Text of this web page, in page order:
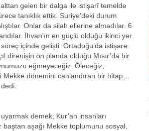
gelen bir dalga ile istişarî temelde
tanıklık ettik. Suriye’deki durum
Onlar da silah ellerine almadılar. 6
İhvan’ın en güçlü olduğu ikinci yer
içinde gelişti. Ortadoğu’da istişare
direnişin ön planda olduğu Mısır’da bir
eğmeyeceğiz. Öleceğiz,
Mekke dönemini canlandıran bir hitap…
demek; Kur’an insanları
aşağı Mekke toplumunu sosyal,